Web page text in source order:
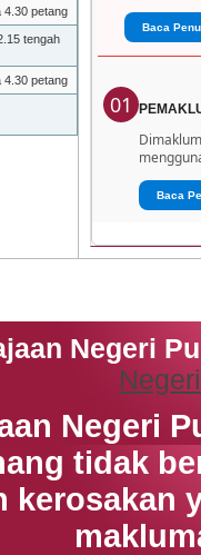
4.30 petang
tengah
4.30 petang
Baca
01
Baca
Negeri
Negeri
tidak
kerosakan